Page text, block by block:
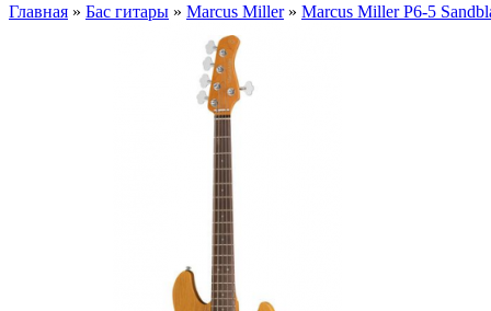
Главная » Бас гитары » Marcus Miller» Marcus Miller P6-5